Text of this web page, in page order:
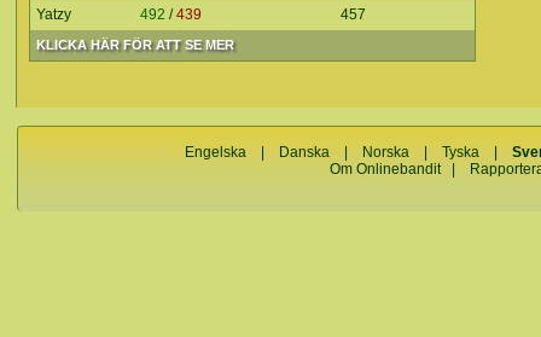
KLICKA HÄR FÖR ATT SE MER
Yatzy
492 /439 457
Engelska Danska Norska |Tyska |
Om Onlinebandit|